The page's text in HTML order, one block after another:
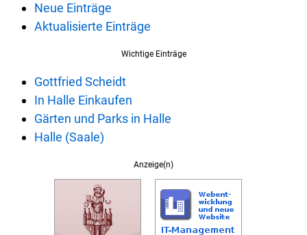
Neue Einträge
Aktualisierte Einträge
Wichtige Einträge
Gottfried Scheidt
In Halle Einkaufen
Gärten und Parks in Halle
Halle (Saale)
Anzeige(n)